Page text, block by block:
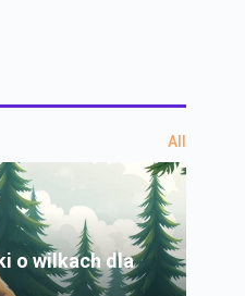
All
o wilkach dla